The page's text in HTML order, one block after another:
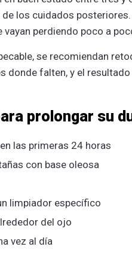
los cuidados
perdiendo poco a
se recomiendan
donde falten, y el
prolongar su
las primeras 24 horas
con base oleosa
limpiador específico
del ojo
vez al día